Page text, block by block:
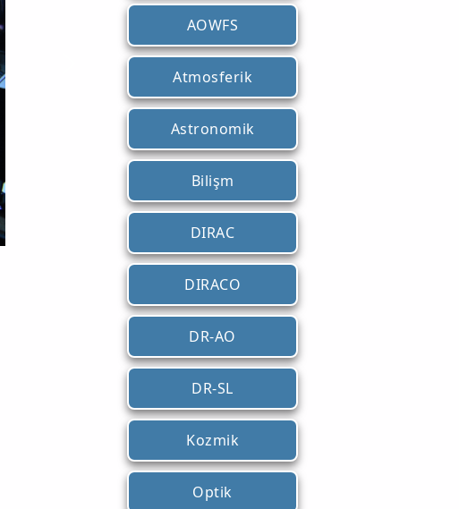
AOWFS
Atmosferik
Astronomik
Bilişm
DIRAC
DIRACO
DR-AO
DR-SL
Kozmik
Optik